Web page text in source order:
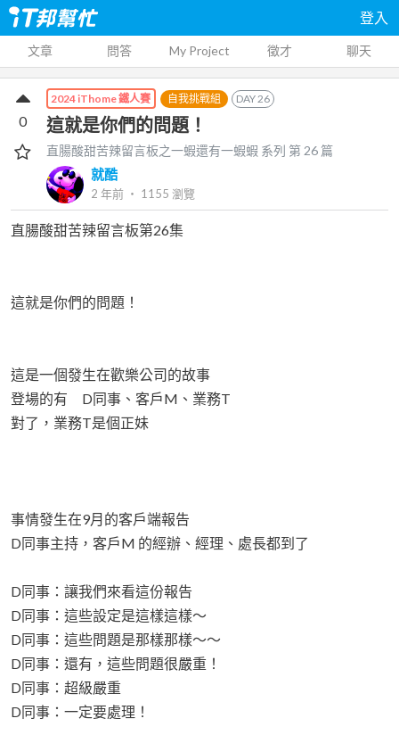
登入
文章 問答 My Project 徵才 聊天
2024 iThome 鐵人賽 自我挑戰組 DAY26
這就是你們的問題！
直腸酸甜苦辣留言板之一蝦還有一蝦蝦 系列 第26 篇
就酷
2 年前 ‧ 1155 瀏覽
0
直腸酸甜苦辣留言板第26集
這就是你們的問題！
這是一個發生在歡樂公司的故事
登場的有 D同事、客戶M、業務T
對了，業務T是個正妹
事情發生在9月的客戶端報告
D同事主持，客戶M 的經辦、經理、處長都到了
D同事：讓我們來看這份報告
D同事：這些設定是這樣這樣～
D同事：這些問題是那樣那樣～～
D同事：還有，這些問題很嚴重！
D同事：超級嚴重
D同事：一定要處理！